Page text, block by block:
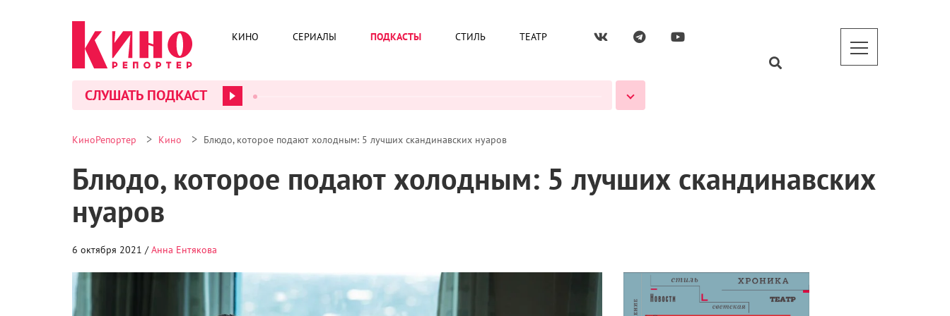
КИНО СЕРИАЛЫ ПОДКАСТЫ СТИЛЬ ТЕАТР
СЛУШАТЬ ПОДКАСТ
КиноРепортер > Кино > Блюдо, которое подают холодным: 5 лучших скандинавских нуаров
Блюдо, которое подают холодным: 5 лучших скандинавских
нуаров
6 октября 2021 /Анна Ентякова